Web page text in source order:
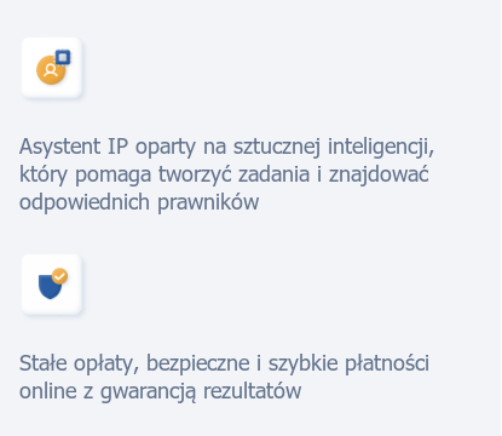
Asystent IP oparty na sztucznej inteligencji,
który pomaga tworzyć zadania i znajdować
odpowiednich prawników
Stałe opłaty, bezpieczne i szybkie płatności
online z gwarancją rezultatów